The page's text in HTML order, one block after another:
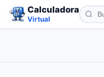
Calculadora
Virtual